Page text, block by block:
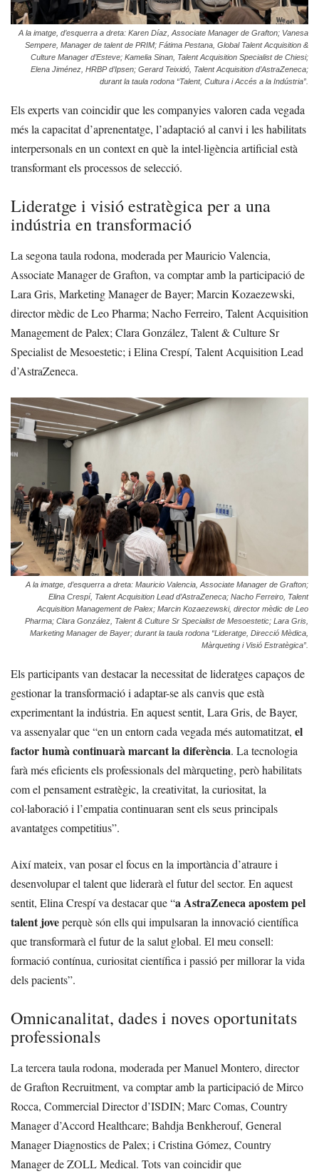
A la imatge, d’esquerra a dreta: Karen Díaz, Associate Manager de Grafton; Vanesa
Sempere, Manager de talent de PRIM; Fátima Pestana, Global Talent Acquisition &
Culture Manager d’Esteve; Kamelia Sinan, Talent Acquisition Specialist de Chiesi;
Elena Jiménez, HRBP d’Ipsen; Gerard Teixidó, Talent Acquisition d’AstraZeneca;
durant la taula rodona “Talent, Cultura i Accés a la Indústria”.
Els experts van coincidir que les companyies valoren cada vegada
més la capacitat d’aprenentatge, l’adaptació al canvi i les habilitats
interpersonals en un context en què la intel·ligència artificial està
transformant els processos de selecció.
Lideratge i visió estratègica per a una
indústria en transformació
La segona taula rodona, moderada per Mauricio Valencia,
Associate Manager de Grafton, va comptar amb la participació de
Lara Gris, Marketing Manager de Bayer; Marcin Kozaezewski,
director mèdic de Leo Pharma; Nacho Ferreiro, Talent Acquisition
Management de Palex; Clara González, Talent & Culture Sr
Specialist de Mesoestetic; i Elina Crespí, Talent Acquisition Lead
d’AstraZeneca.
A la imatge, d’esquerra a dreta: Mauricio Valencia, Associate Manager de Grafton;
Elina Crespí, Talent Acquisition Lead d’AstraZeneca; Nacho Ferreiro, Talent
Acquisition Management de Palex; Marcin Kozaezewski, director mèdic de Leo
Pharma; Clara González, Talent & Culture Sr Specialist de Mesoestetic; Lara Gris,
Marketing Manager de Bayer; durant la taula rodona “Lideratge, Direcció Mèdica,
Màrqueting i Visió Estratègica”.
Els participants van destacar la necessitat de lideratges capaços de
gestionar la transformació i adaptar-se als canvis que està
experimentant la indústria. En aquest sentit, Lara Gris, de Bayer,
va assenyalar que “en un entorn cada vegada més automatitzat, el
factor humà continuarà marcant la diferència. La tecnologia
farà més eficients els professionals del màrqueting, però habilitats
com el pensament estratègic, la creativitat, la curiositat, la
col·laboració i l’empatia continuaran sent els seus principals
avantatges competitius”.
Així mateix, van posar el focus en la importància d’atraure i
desenvolupar el talent que liderarà el futur del sector. En aquest
sentit, Elina Crespí va destacar que “a AstraZeneca apostem pel
talent joveperquè són ells qui impulsaran la innovació científica
que transformarà el futur de la salut global. El meu consell:
formació contínua, curiositat científica i passió per millorar la vida
dels pacients”.
Omnicanalitat, dades i noves oportunitats
professionals
La tercera taula rodona, moderada per Manuel Montero, director
de Grafton Recruitment, va comptar amb la participació de Mirco
Rocca, Commercial Director d’ISDIN; Marc Comas, Country
Manager d’Accord Healthcare; Bahdja Benkherouf, General
Manager Diagnostics de Palex; i Cristina Gómez, Country
Manager de ZOLL Medical. Tots van coincidir que